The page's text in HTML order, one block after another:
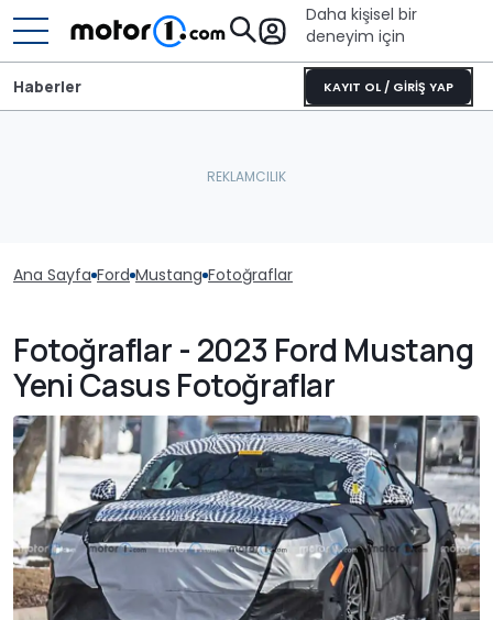
Daha kişisel bir
deneyim için
KAYIT OL / GİRİŞ YAP
Haberler
Ana Sayfa Ford Mustang Fotoğraflar
Fotoğraflar - 2023 Ford Mustang
Yeni Casus Fotoğraflar